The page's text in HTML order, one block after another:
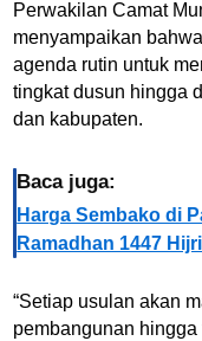
Perwakilan Camat
menyampaikan
agenda rutin untuk
tingkat dusun hingga
dan kabupaten.
Baca juga:
Harga Sembako di
Ramadhan 1447
“Setiap usulan akan
pembangunan